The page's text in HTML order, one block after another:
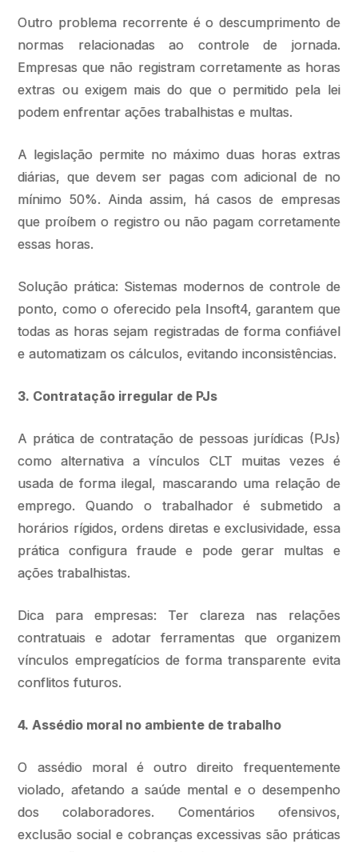
Outro problema recorrente é o descumprimento de
normas relacionadas ao controle de jornada.
Empresas que não registram corretamente as horas
extras ou exigem mais do que o permitido pela lei
podem enfrentar ações trabalhistas e multas.
A legislação permite no máximo duas horas extras
diárias, que devem ser pagas com adicional de no
mínimo 50%. Ainda assim, há casos de empresas
que proíbem o registro ou não pagam corretamente
essas horas.
Solução prática: Sistemas modernos de controle de
ponto, como o oferecido pela Insoft4, garantem que
todas as horas sejam registradas de forma confiável
e automatizam os cálculos, evitando inconsistências.
3. Contratação irregular de PJs
A prática de contratação de pessoas jurídicas (PJs)
como alternativa a vínculos CLT muitas vezes é
usada de forma ilegal, mascarando uma relação de
emprego. Quando o trabalhador é submetido a
horários rígidos, ordens diretas e exclusividade, essa
prática configura fraude e pode gerar multas e
ações trabalhistas.
Dica para empresas: Ter clareza nas relações
contratuais e adotar ferramentas que organizem
vínculos empregatícios de forma transparente evita
conflitos futuros.
4. Assédio moral no ambiente de trabalho
O assédio moral é outro direito frequentemente
violado, afetando a saúde mental e o desempenho
dos colaboradores. Comentários ofensivos,
exclusão social e cobranças excessivas são práticas